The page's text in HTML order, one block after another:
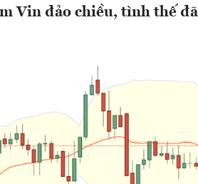
Vin đảo chiều, tình thế